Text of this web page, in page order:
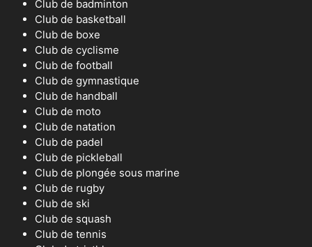
Club de badminton
Club de basketball
Club de boxe
Club de cyclisme
Club de football
Club de gymnastique
Club de handball
Club de moto
Club de natation
Club de padel
Club de pickleball
Club de plongée sous marine
Club de rugby
Club de ski
Club de squash
Club de tennis